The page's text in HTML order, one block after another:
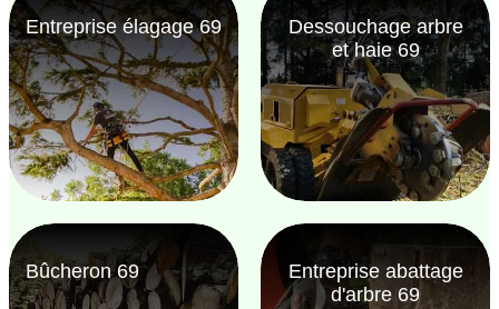
Entreprise élagage 69
Dessouchage arbre
et haie 69
Bûcheron 69
Entreprise abattage
d'arbre 69